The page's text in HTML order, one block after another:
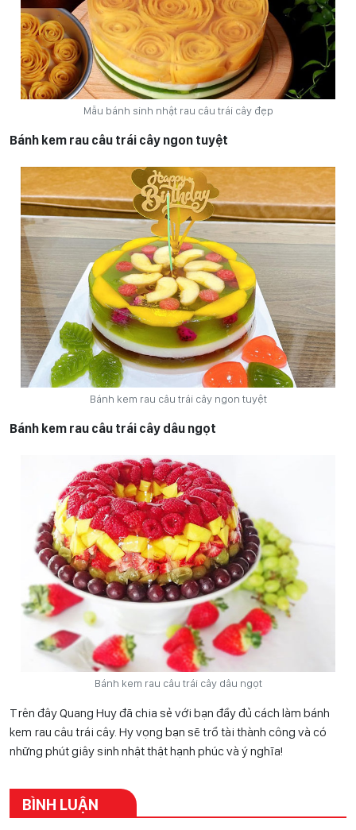
Mẫu bánh sinh nhật rau câu trái cây đẹp
Bánh kem rau câu trái cây ngon tuyệt
Bánh kem rau câu trái cây ngon tuyệt
Bánh kem rau câu trái cây dâu ngọt
Bánh kem rau câu trái cây dâu ngọt
Trên đây Quang Huy đã chia sẻ với bạn đầy đủ cách làm bánh
kem rau câu trái cây. Hy vọng bạn sẽ trổ tài thành công và có
những phút giây sinh nhật thật hạnh phúc và ý nghĩa!
BÌNH LUẬN